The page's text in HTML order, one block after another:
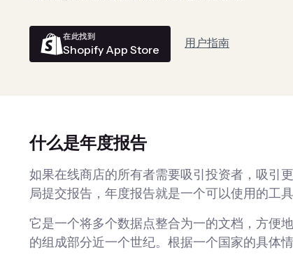
在此找到
Shopify App Store 用户指南
什么是年度报告
如果在线商店的所有者需要吸引投资者，吸引
局提交报告，年度报告就是一个可以使用的工具
它是一个将多个数据点整合为一的文档，方便
的组成部分近一个世纪。根据一个国家的具体